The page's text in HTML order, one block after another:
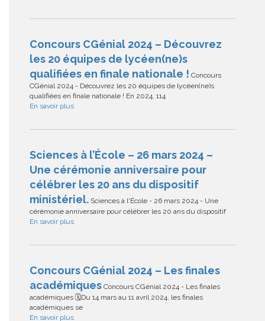
Concours CGénial 2024 – Découvrez
les 20 équipes de lycéen(ne)s
qualifiées en finale nationale ! Concours
CGénial 2024 - Découvrez les 20 équipes de lycéen(ne)s
qualifiées en finale nationale ! En 2024, 114
En savoir plus
Sciences à l’École – 26 mars 2024 –
Une cérémonie anniversaire pour
célébrer les 20 ans du dispositif
ministériel. Sciences à l'École - 26 mars 2024 - Une
cérémonie anniversaire pour célébrer les 20 ans du dispositif
En savoir plus
Concours CGénial 2024 – Les finales
académiques Concours CGénial 2024 - Les finales
académiques 🗓Du 14 mars au 11 avril 2024, les finales
académiques se
En savoir plus